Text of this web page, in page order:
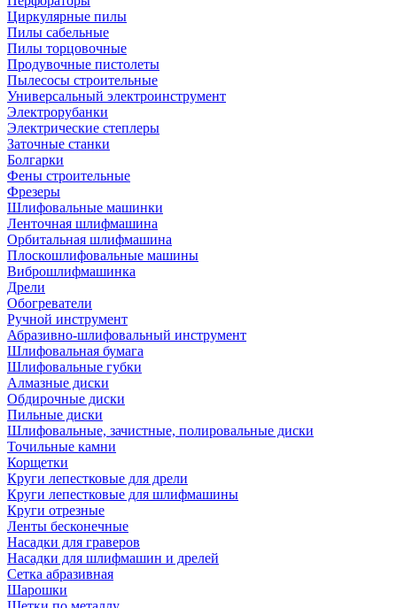
Циркулярные пилы
Пилы сабельные
Пилы торцовочные
Продувочные пистолеты
Пылесосы строительные
Универсальный электроинструмент
Электрорубанки
Электрические степлеры
Заточные станки
Болгарки
Фены строительные
Фрезеры
Шлифовальные машинки
Ленточная шлифмашина
Орбитальная шлифмашина
Плоскошлифовальные машины
Виброшлифмашинка
Дрели
Обогреватели
Ручной инструмент
Абразивно-шлифовальный инструмент
Шлифовальная бумага
Шлифовальные губки
Алмазные диски
Обдирочные диски
Пильные диски
Шлифовальные, зачистные, полировальные диски
Точильные камни
Корщетки
Круги лепестковые для дрели
Круги лепестковые для шлифмашины
Круги отрезные
Ленты бесконечные
Насадки для граверов
Насадки для шлифмашин и дрелей
Сетка абразивная
Шарошки